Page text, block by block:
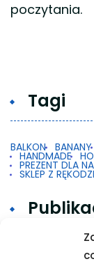
poczytania.
Tagi
BALKON BANANY
HANDMADE
PREZENT DLA
SKLEP Z
Gdy 2FA w